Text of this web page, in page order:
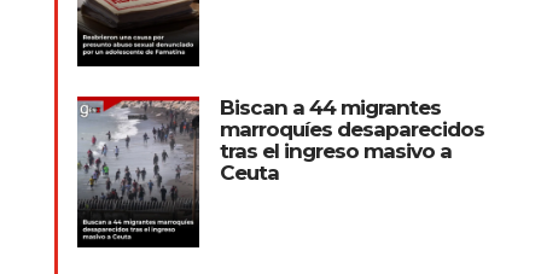
Biscan a 44 migrantes
marroquíes desaparecidos
tras el ingreso masivo a
Ceuta